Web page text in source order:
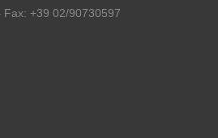
+39 02/90730597